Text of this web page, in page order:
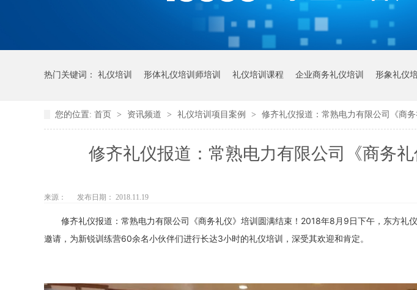
热门关键词： 礼仪培训 形体礼仪培训师培训 礼仪培训课程 企业商务礼仪培训 形象礼仪
您的位置: 首页 > 资讯频道 > 礼仪培训项目案例 > 修齐礼仪报道：常熟电力有限公司《商务
修齐礼仪报道：常熟电力有限公司《商务礼
来源： 发布日期： 2018.11.19
修齐礼仪报道：常熟电力有限公司《商务礼仪》培训圆满结束！2018年8月9日下午，东方礼
邀请，为新锐训练营60余名小伙伴们进行长达3小时的礼仪培训，深受其欢迎和肯定。